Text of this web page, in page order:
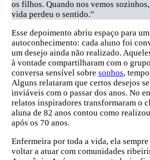
os filhos. Quando nos vemos
vida perdeu o sentido.”
Esse depoimento abriu espaço para
autoconhecimento: cada aluno foi
um desejo ainda não realizado.
à vontade compartilharam com o
conversa sensível sobre sonhos,
Alguns relataram que certos desejos
inviáveis com o passar dos anos. No
relatos inspiradores transformaram o
aluna de 82 anos contou como
após os 70 anos.
Enfermeira por toda a vida, ela sempre
voltar a atuar com comunidades